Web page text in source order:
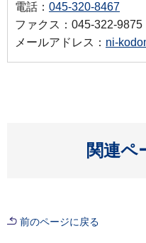
電話： 045-320-8467
ファクス：045-322-9875
メールアドレス： ni-
関連ペ
前のページに戻る